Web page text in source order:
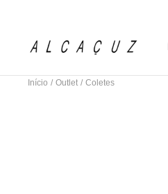
Início / Outlet / Coletes